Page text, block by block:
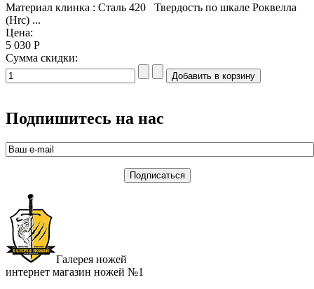
Материал клинка : Сталь 420 Твердость по шкале Роквелла
(Hrc) ...
Цена:
5 030 Р
Сумма скидки:
Подпишитесь на нас
Галерея ножей
интернет магазин ножей №1